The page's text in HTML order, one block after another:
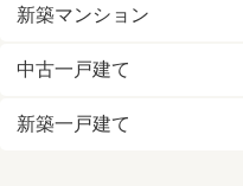
新築マンション
中古一戸建て
新築一戸建て